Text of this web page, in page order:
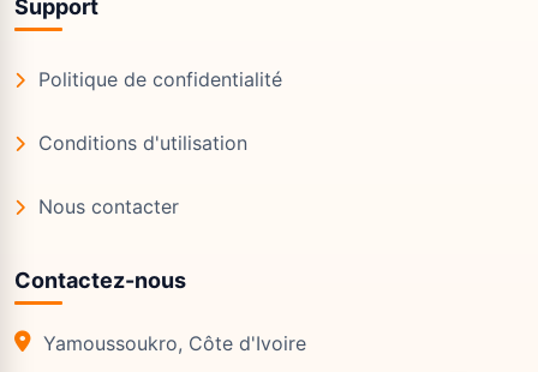
Support
Politique de confidentialité
Conditions d'utilisation
Nous contacter
Contactez-nous
Yamoussoukro, Côte d'Ivoire